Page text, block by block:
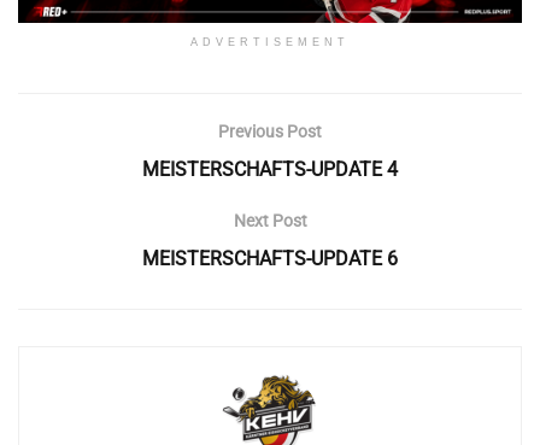
ADVERTISEMENT
Previous Post
MEISTERSCHAFTS-UPDATE 4
Next Post
MEISTERSCHAFTS-UPDATE 6